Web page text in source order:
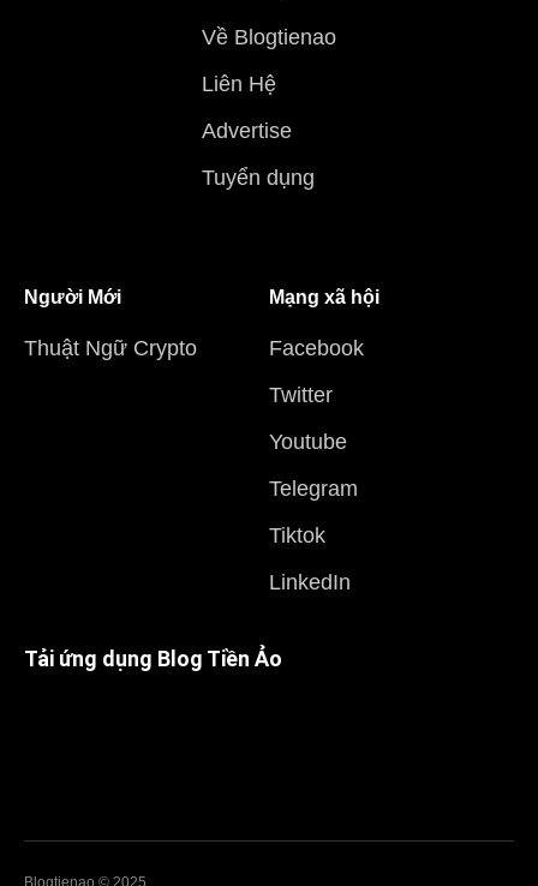
Về Blogtienao
Liên Hệ
Advertise
Tuyển dụng
Người Mới
Thuật Ngữ Crypto
Mạng xã hội
Facebook
Twitter
Youtube
Telegram
Tiktok
LinkedIn
Tải ứng dụng Blog Tiền Ảo